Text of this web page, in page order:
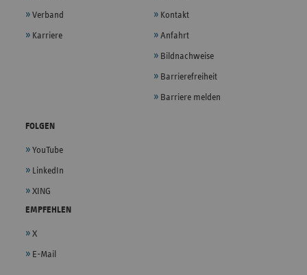
Verband
Karriere
Kontakt
Anfahrt
Bildnachweise
Barrierefreiheit
Barriere melden
FOLGEN
YouTube
LinkedIn
XING
EMPFEHLEN
X
E-Mail